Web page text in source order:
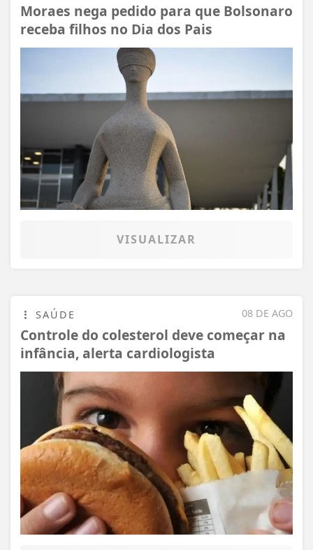
Moraes nega pedido para que Bolsonaro
receba filhos no Dia dos Pais
VISUALIZAR
08 DE AGO
SAÚDE
Controle do colesterol deve começar na
infância, alerta cardiologista